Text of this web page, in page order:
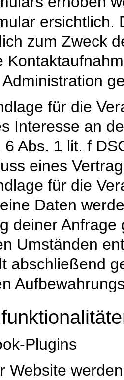
ersichtlich.
zum Zweck
für die
Interesse an
6 Abs. 1 lit. f
eines
für die
Daten
deiner
Umständen
abschließend
Plugins
Website